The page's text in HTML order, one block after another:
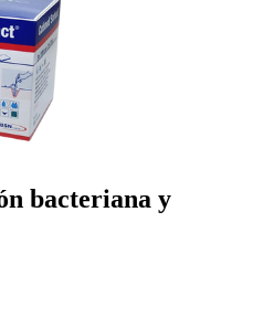
bacteriana y